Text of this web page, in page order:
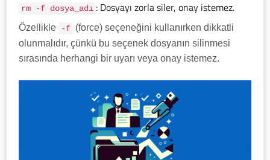
rm -f dosya_adı : Dosyayı zorla siler, onay istemez.
Özellikle -f (force) seçeneğini kullanırken dikkatli
olunmalıdır, çünkü bu seçenek dosyanın silinmesi
sırasında herhangi bir uyarı veya onay istemez.